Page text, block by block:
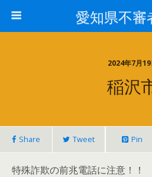
愛知県不審
2024年7月19
稲沢
Share Tweet Pin
特殊詐欺の前兆電話に注意！！